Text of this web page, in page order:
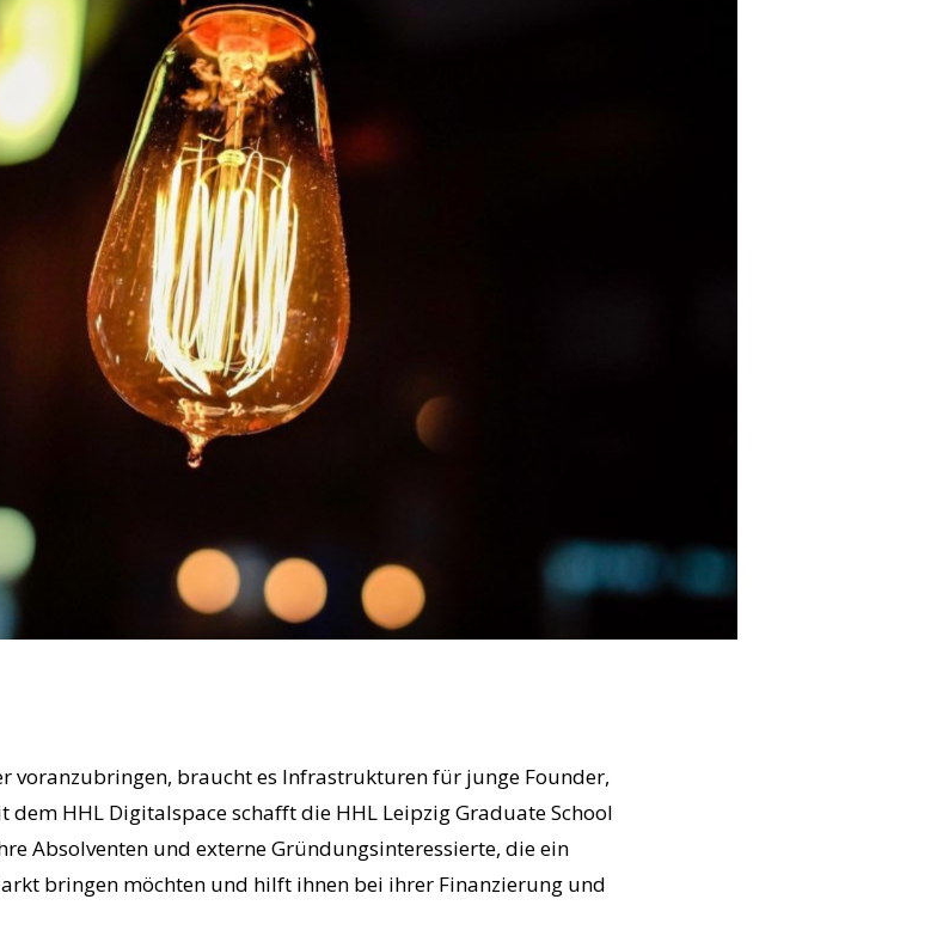
voranzubringen, braucht es Infrastrukturen für junge Founder,
HHL Digitalspace schafft die HHL Leipzig Graduate School
Absolventen und externe Gründungsinteressierte, die ein
bringen möchten und hilft ihnen bei ihrer Finanzierung und